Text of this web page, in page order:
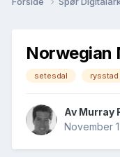
Norwegian
setesdal rysstad
Av Murray
November